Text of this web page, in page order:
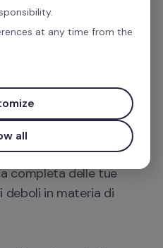
tuo Factorial Score:
unico che
digitale della tua
domande,
completa delle tue
deboli in materia di
at any time from the
all